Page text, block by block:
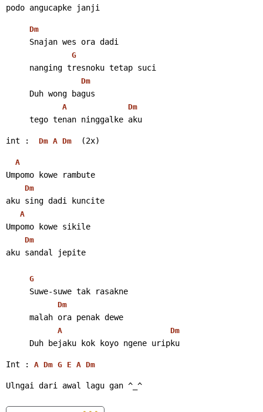
podo angucapke janji
Dm
Snajan wes ora dadi
G
nanging tresnoku tetap suci
Dm
Duh wong bagus
A Dm
tego tenan ninggalke aku
int : Dm A Dm (2x)
A
Umpomo kowe rambute
Dm
aku sing dadi kuncite
A
Umpomo kowe sikile
Dm
aku sandal jepite
G
Suwe-suwe tak rasakne
Dm
malah ora penak dewe
A Dm
Duh bejaku kok koyo ngene uripku
Int : A Dm G E A Dm
Ulngai dari awal lagu gan ^_^